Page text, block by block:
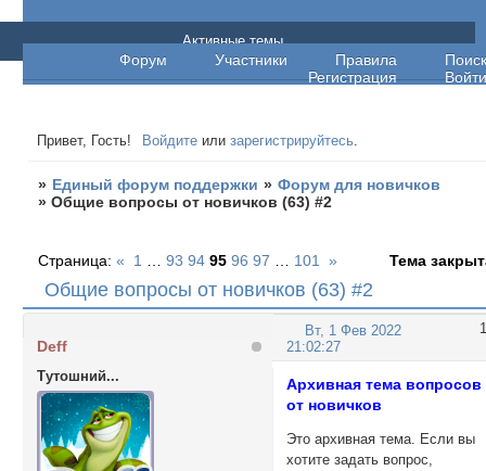
Единый форум поддержки
Форум Участники Правила
Поиск
Регистрация
Войти
Активные темы
Привет, Гость! Войдите илизарегистрируйтесь.
» Единый форум поддержки » Форум для новичков
»Общие вопросы от новичков (63) #2
Общие вопросы от новичков (63) #2
Страница:« 1 93 94 95 96 97 101 » Тема
1
Вт, 1 Фев 2022
21:02:27
Deff
Тутошний...
Архивная тема вопросов
от новичков
Это архивная тема. Если вы
хотите задать вопрос,